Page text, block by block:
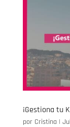
¡Gestiona tu
por Cristina |